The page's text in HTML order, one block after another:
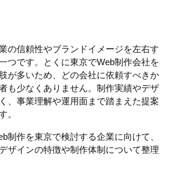
の信頼性やブランドイメージを左右す
つです。とくに東京でWeb制作会社を
が多いため、どの会社に依頼すべきか
も少なくありません。制作実績やデザ
、事業理解や運用面まで踏まえた提案
。
制作を東京で検討する企業に向けて、
ザインの特徴や制作体制について整理